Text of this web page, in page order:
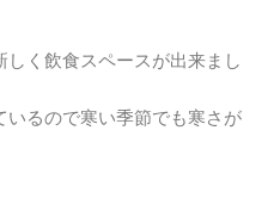
しく飲食スペースが出来まし
るので寒い季節でも寒さが